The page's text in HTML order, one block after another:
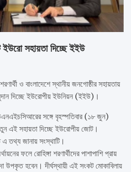
ইউরো সহায়তা দিচ্ছে ইইউ
ও বাংলাদেশে স্থানীয় জনগোষ্ঠীর সহায়তায়
দিচ্ছে ইউরোপীয় ইউনিয়ন (ইইউ)।
সঙ্গে বৃহস্পতিবার (১৮ জুন)
এই সহায়তা দিচ্ছে ইউরোপীয় জোট।
এ তথ্য জানায় সংস্থাটি।
ফলে রোহিঙ্গা শরণার্থীদের পাশাপাশি প্রায়
উপকৃত হবেন। দীর্ঘস্থায়ী এই সংকট মোকাবিলায়